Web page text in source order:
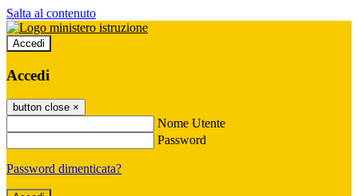
Salta al contenuto
Accedi
Accedi
button close ×
Nome Utente
Password
Password dimenticata?